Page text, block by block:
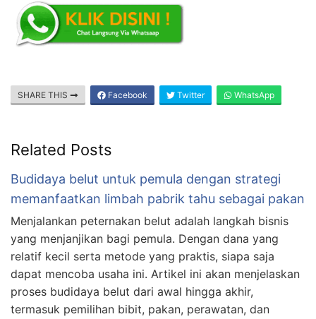
SHARE THIS Facebook Twitter WhatsApp
Related Posts
Budidaya belut untuk pemula dengan strategi
memanfaatkan limbah pabrik tahu sebagai pakan
Menjalankan peternakan belut adalah langkah bisnis
yang menjanjikan bagi pemula. Dengan dana yang
relatif kecil serta metode yang praktis, siapa saja
dapat mencoba usaha ini. Artikel ini akan menjelaskan
proses budidaya belut dari awal hingga akhir,
termasuk pemilihan bibit, pakan, perawatan, dan